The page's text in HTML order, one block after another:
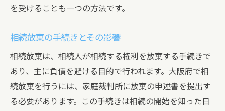
を受けることも一つの方法です。
相続放棄の手続きとその影響
相続放棄は、相続人が相続する権利を放棄する手続きで
あり、主に負債を避ける目的で行われます。大阪府で相
続放棄を行うには、家庭裁判所に放棄の申述書を提出す
る必要があります。この手続きは相続の開始を知った日